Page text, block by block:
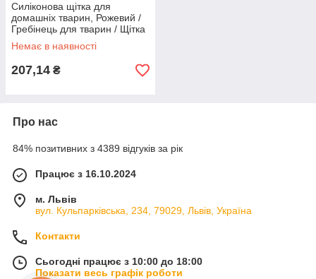
Силіконова щітка для
домашніх тварин, Рожевий /
Гребінець для тварин / Щітка
для собак і котів
Немає в наявності
207,14 ₴
Про нас
84% позитивних з 4389 відгуків за рік
Працює з 16.10.2024
м. Львів
вул. Кульпарківська, 234, 79029, Львів, Україна
Контакти
Сьогодні працює з 10:00 до 18:00
Показати весь графік роботи